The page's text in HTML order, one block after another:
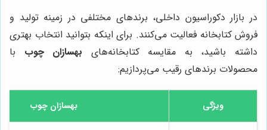
در بازار دکوراسیون داخلی، برندهای مختلفی در زمینه تولید و
فروش کتابخانه فعالیت می‌کنند. برای اینکه بتوانید انتخاب بهتری
داشته باشید، به مقایسه کتابخانه‌های بهسازان چوب با
محصولات برندهای رقیب می‌پردازیم:
ویژگی بهسازان چوب